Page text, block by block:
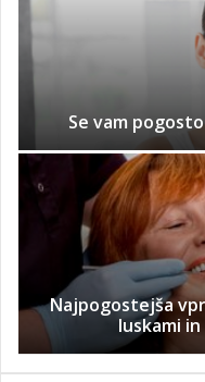
Se vam
Najpogostejša
luskami